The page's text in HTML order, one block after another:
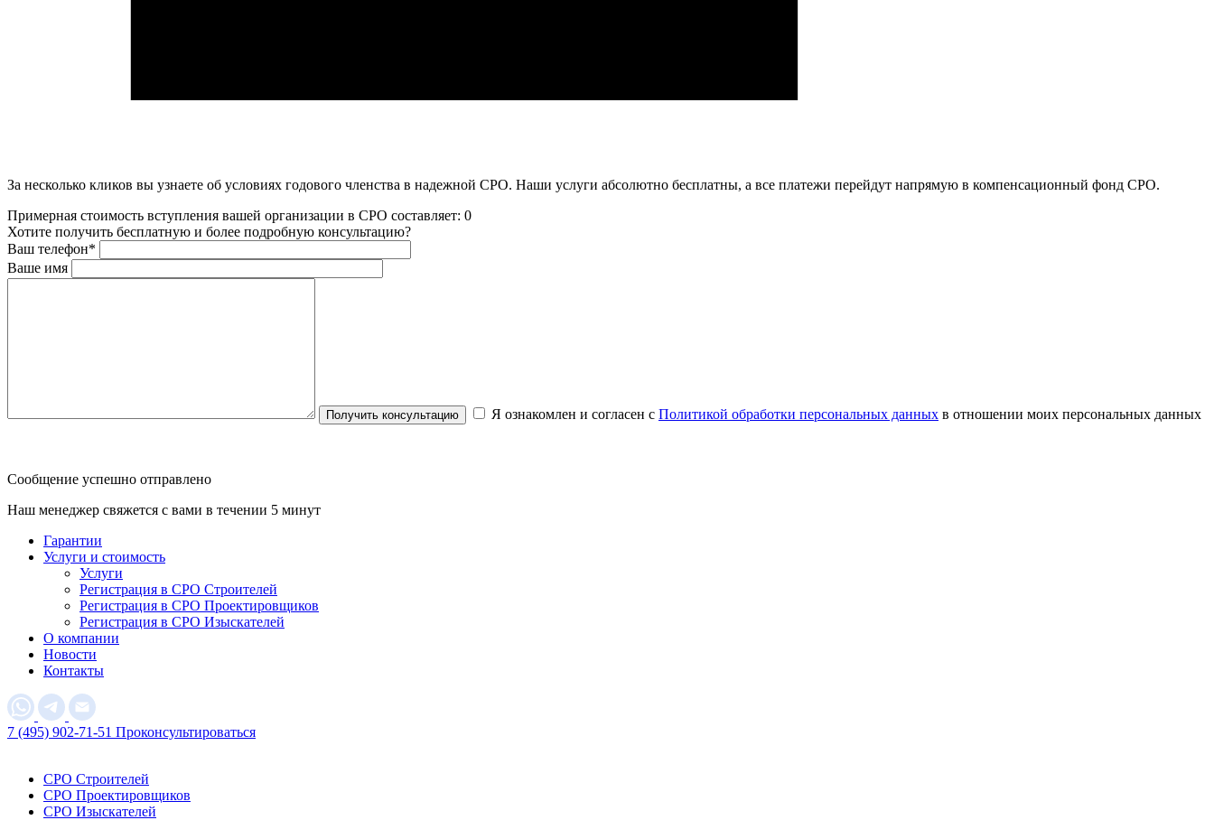
За несколько кликов вы узнаете об условиях годового членства в надежной СРО. Наши услуги абсолютно бесплатны, а все платежи перейдут напрямую в компенсационный фонд СРО.
Примерная стоимость вступления вашей организации в СРО составляет: 0
Хотите получить бесплатную и более подробную консультацию?
Ваш телефон*
Ваше имя
Я ознакомлен и согласен с Политикой обработки персональных данных в отношении моих персональных данных
Сообщение успешно отправлено
Наш менеджер свяжется с вами в течении 5 минут
Гарантии
Услуги и стоимость
Услуги
Регистрация в СРО Строителей
Регистрация в СРО Проектировщиков
Регистрация в СРО Изыскателей
О компании
Новости
Контакты
7 (495) 902-71-51 Проконсультироваться
СРО Строителей
СРО Проектировщиков
СРО Изыскателей